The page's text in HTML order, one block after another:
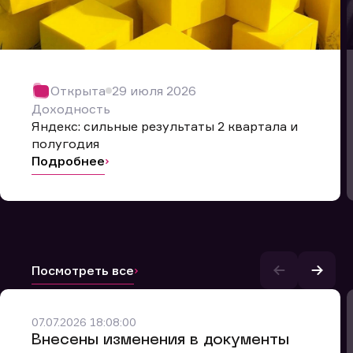
Открыта 29 июля 2026
Доходность
Яндекс: сильные результаты 2 квартала и
полугодия
Подробнее
Посмотреть все
07.07.2026 18:08:00
Внесены изменения в документы